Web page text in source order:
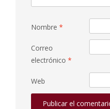
Nombre *
Correo
electrónico *
Web